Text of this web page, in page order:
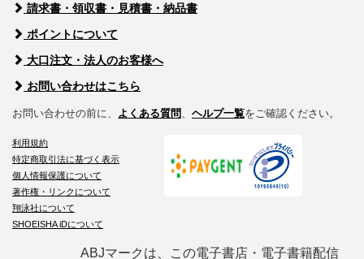
請求書・領収書・見積書・納品書
ポイントについて
大口注文・法人のお客様へ
お問い合わせはこちら
お問い合わせの前に、 よくある質問 ヘルプ一覧をご確認ください。
利用規約
特定商取引法に基づく表示
個人情報保護について
著作権・リンクについて
翔泳社について
SHOEISHA iDについて
ABJマークは、この電子書店・電子書籍配信